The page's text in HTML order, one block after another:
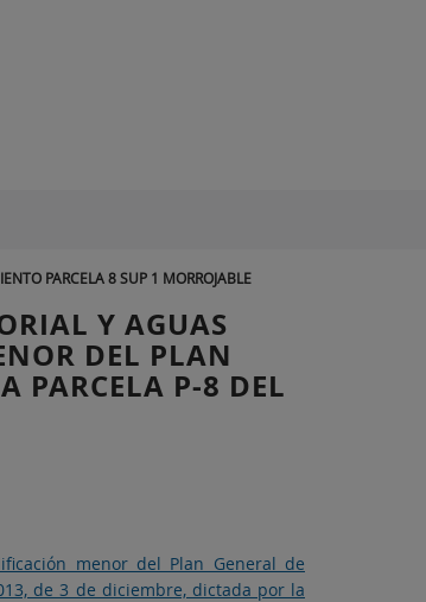
PARCELA 8 SUP 1 MORROJABLE
Y AGUAS
DEL PLAN
PARCELA P-8 DEL
menor del Plan General de
de 3 de diciembre, dictada por la